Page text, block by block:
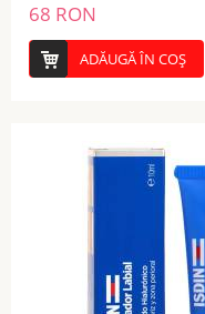
68 RON
ADĂUGĂ ÎN COŞ